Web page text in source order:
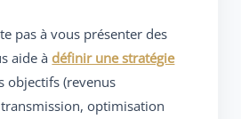
pas à vous présenter des
aide àdéfinir une stratégie
objectifs (revenus
optimisation